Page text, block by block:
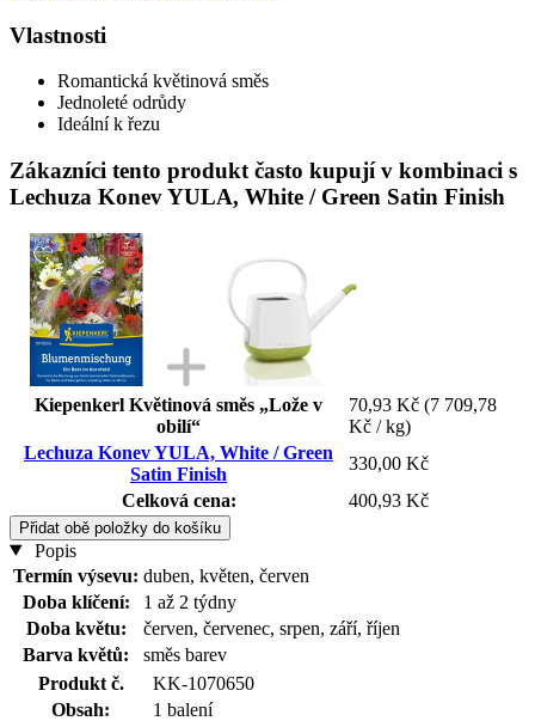
Vlastnosti
Romantická květinová směs
Jednoleté odrůdy
Ideální k řezu
Zákazníci tento produkt často kupují v kombinaci s
Lechuza Konev YULA, White / Green Satin Finish
Kiepenkerl Květinová směs „Lože v
obilí“
70,93 Kč (7 709,78
Kč / kg)
Lechuza Konev YULA, White / Green
Satin Finish
330,00 Kč
Celková cena:
400,93 Kč
Přidat obě položky do košíku
Popis
Termín výsevu: duben, květen, červen
Doba klíčení:
1 až 2 týdny
Doba květu:
červen, červenec, srpen, září, říjen
Barva květů:
směs barev
Produkt č.
KK-1070650
Obsah:
1 balení